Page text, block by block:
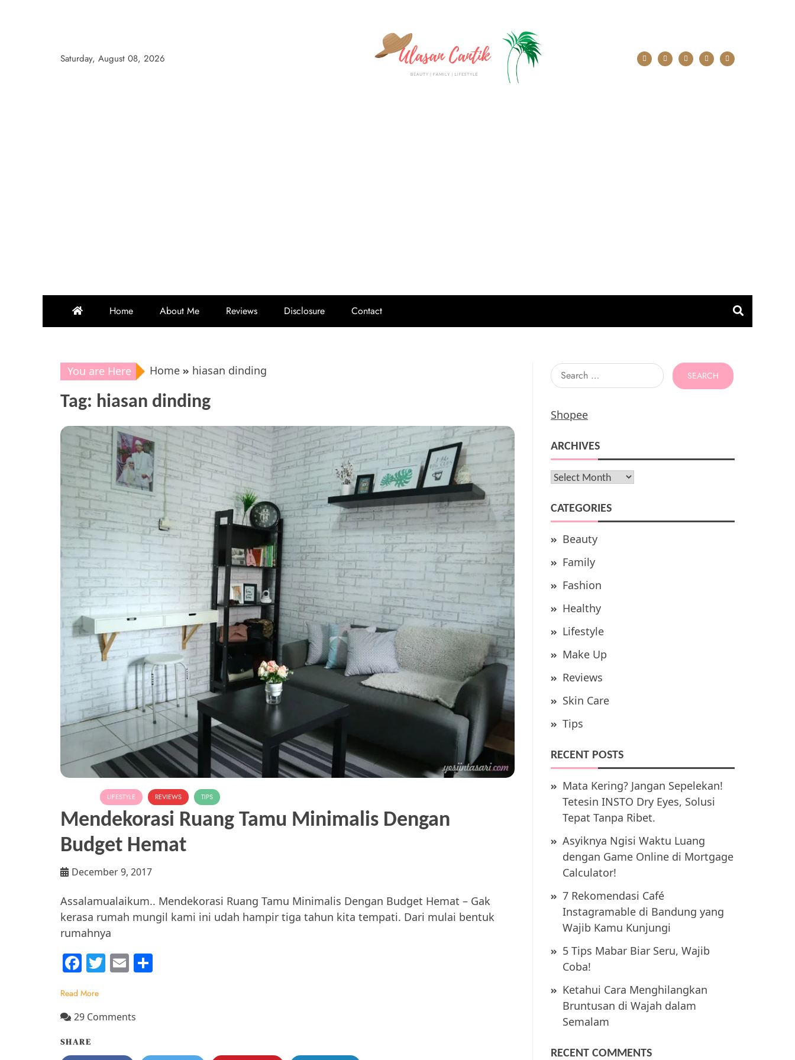
Saturday, August 08, 2026
Home About Me Reviews Disclosure Contact
You are Here Home hiasan dinding
Tag: hiasan dinding
LIFESTYLE REVIEWS TIPS
Mendekorasi Ruang Tamu Minimalis Dengan
Budget Hemat
December 9, 2017
Assalamualaikum.. Mendekorasi Ruang Tamu Minimalis Dengan Budget Hemat – Gak
kerasa rumah mungil kami ini udah hampir tiga tahun kita tempati. Dari mulai bentuk
rumahnya
F
c
e
b
T
er
E
l
Read More
29 Comments
SHARE
Search
for:
Shopee
ARCHIVES
Archives
CATEGORIES
Beauty
Family
Fashion
Healthy
Lifestyle
Make Up
Reviews
Skin Care
Tips
RECENT POSTS
Mata Kering? Jangan Sepelekan!
Tetesin INSTO Dry Eyes, Solusi
Tepat Tanpa Ribet.
Asyiknya Ngisi Waktu Luang
dengan Game Online di Mortgage
Calculator!
7 Rekomendasi Café
Instagramable di Bandung yang
Wajib Kamu Kunjungi
5 Tips Mabar Biar Seru, Wajib
Coba!
Ketahui Cara Menghilangkan
Bruntusan di Wajah dalam
Semalam
RECENT COMMENTS